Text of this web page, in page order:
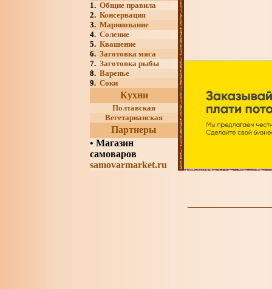
1. Общие правила
2. Консервация
3. Маринование
4. Соление
5. Квашение
6. Заготовка мяса
7. Заготовка рыбы
8. Варенье
9. Соки
Кухни
Полтавская
Вегетарианская
Партнеры
• Магазин
самоваров
samovarmarket.ru